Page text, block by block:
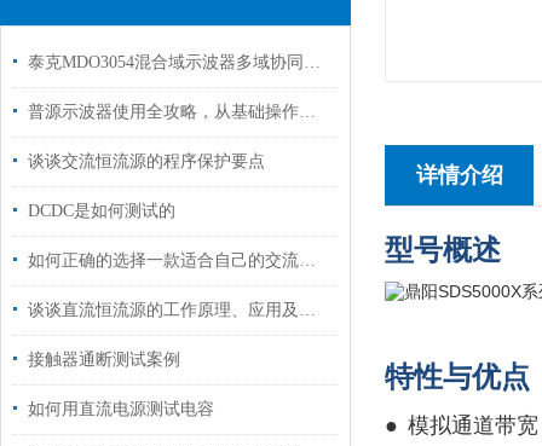
泰克MDO3054混合域示波器多域协同的调试全能王
普源示波器使用全攻略，从基础操作到高级应用
谈谈交流恒流源的程序保护要点
DCDC是如何测试的
如何正确的选择一款适合自己的交流电源
谈谈直流恒流源的工作原理、应用及其特点
接触器通断测试案例
如何用直流电源测试电容
详情介绍
型号概述
特性与优点
● 模拟通道带